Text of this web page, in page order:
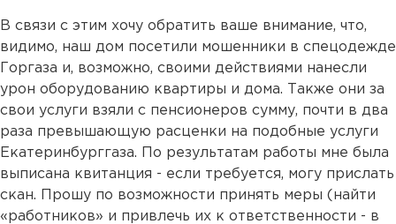
В связи с этим хочу обратить ваше внимание, что,
видимо, наш дом посетили мошенники в спецодежде
Горгаза и, возможно, своими действиями нанесли
урон оборудованию квартиры и дома. Также они за
свои услуги взяли с пенсионеров сумму, почти в два
раза превышающую расценки на подобные услуги
Екатеринбурггаза. По результатам работы мне была
выписана квитанция - если требуется, могу прислать
скан. Прошу по возможности принять меры (найти
«работников» и привлечь их к ответственности - в